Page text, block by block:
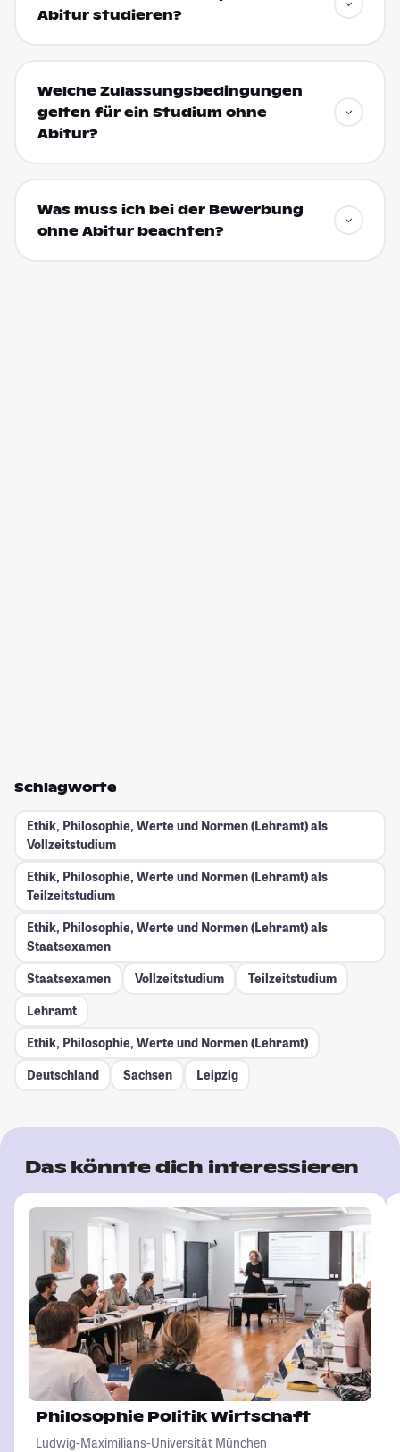
Abitur studieren?
Welche Zulassungsbedingungen
gelten für ein Studium ohne
Abitur?
Was muss ich bei der Bewerbung
ohne Abitur beachten?
Schlagworte
Ethik, Philosophie, Werte und Normen (Lehramt) als
Vollzeitstudium
Ethik, Philosophie, Werte und Normen (Lehramt) als
Teilzeitstudium
Ethik, Philosophie, Werte und Normen (Lehramt) als
Staatsexamen
Staatsexamen
Vollzeitstudium
Teilzeitstudium
Lehramt
Ethik, Philosophie, Werte und Normen (Lehramt)
Deutschland
Sachsen Leipzig
Das könnte dich interessieren
Philosophie Politik Wirtschaft
Ludwig-Maximilians-Universität München